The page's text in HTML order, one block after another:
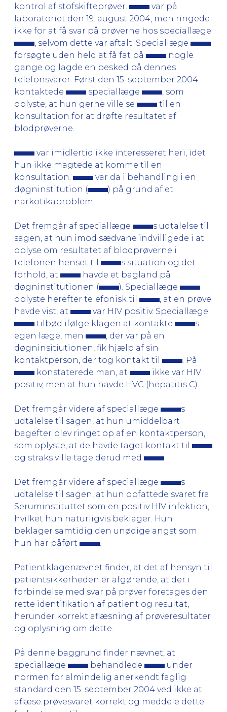
kontrol af stofskifteprøver.
var på
laboratoriet den 19. august 2004, men ringede
ikke for at få svar på prøverne hos speciallæge
, selvom dette var aftalt. Speciallæge
forsøgte uden held at få fat på
nogle
gange og lagde en besked på dennes
telefonsvarer. Først den 15. september 2004
kontaktede
speciallæge
, som
oplyste, at hun gerne ville se
til en
konsultation for at drøfte resultatet af
blodprøverne.
var imidlertid ikke interesseret heri, idet
hun ikke magtede at komme til en
konsultation.
var da i behandling i en
døgninstitution (
) på grund af et
narkotikaproblem.
Det fremgår af speciallæge
s udtalelse til
sagen, at hun imod sædvane indvilligede i at
oplyse om resultatet af blodprøverne i
telefonen henset til
s situation og det
forhold, at
havde et bagland på
døgninstitutionen (
). Speciallæge
oplyste herefter telefonisk til
, at en prøve
havde vist, at
var HIV positiv. Speciallæge
tilbød ifølge klagen at kontakte
s
egen læge, men
, der var på en
døgninsitiutionen, fik hjælp af sin
kontaktperson, der tog kontakt til
. På
konstaterede man, at
ikke var HIV
positiv, men at hun havde HVC (hepatitis C).
Det fremgår videre af speciallæge
s
udtalelse til sagen, at hun umiddelbart
bagefter blev ringet op af en kontaktperson,
som oplyste, at de havde taget kontakt til
og straks ville tage derud med
Det fremgår videre af speciallæge
s
udtalelse til sagen, at hun opfattede svaret fra
Seruminstituttet som en positiv HIV infektion,
hvilket hun naturligvis beklager. Hun
beklager samtidig den unødige angst som
hun har påført
Patientklagenævnet finder, at det af hensyn til
patientsikkerheden er afgørende, at der i
forbindelse med svar på prøver foretages den
rette identifikation af patient og resultat,
herunder korrekt aflæsning af prøveresultater
og oplysning om dette.
På denne baggrund finder nævnet, at
speciallæge
behandlede
under
normen for almindelig anerkendt faglig
standard den 15. september 2004 ved ikke at
aflæse prøvesvaret korrekt og meddele dette